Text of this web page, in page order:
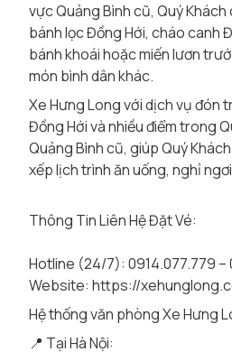
vực Quảng Bình cũ, Quý
bánh lọc Đồng Hới, cháo canh
bánh khoái hoặc miến lươn
món bình dân khác.
Xe Hưng Long với dịch vụ đón
Đồng Hới và nhiều điểm trong
Quảng Bình cũ, giúp Quý
xếp lịch trình ăn uống, nghỉ
Thông Tin Liên Hệ Đặt Vé:
Hotline (24/7): 0914.077.779 –
Website: https://
Hệ thống văn phòng Xe Hưng
📍 Tại Hà Nội: